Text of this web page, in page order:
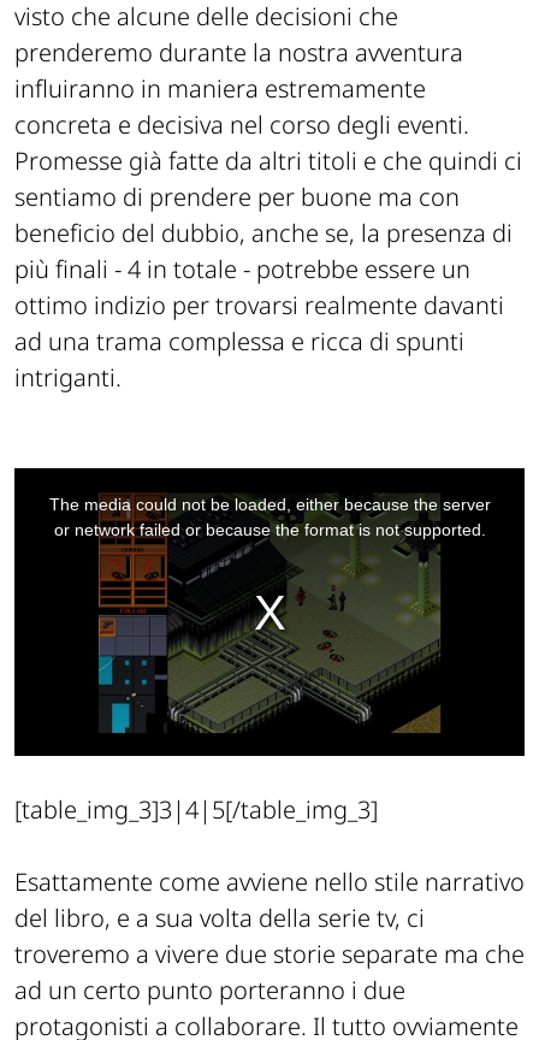
visto che alcune delle decisioni che
prenderemo durante la nostra avventura
influiranno in maniera estremamente
concreta e decisiva nel corso degli eventi.
Promesse già fatte da altri titoli e che quindi ci
sentiamo di prendere per buone ma con
beneficio del dubbio, anche se, la presenza di
più finali - 4 in totale - potrebbe essere un
ottimo indizio per trovarsi realmente davanti
ad una trama complessa e ricca di spunti
intriganti.
The media could not be loaded, either because the server
or network failed or because the format is not supported.
[table_img_3]3|4|5[/table_img_3]
Esattamente come avviene nello stile narrativo
del libro, e a sua volta della serie tv, ci
troveremo a vivere due storie separate ma che
ad un certo punto porteranno i due
protagonisti a collaborare. Il tutto ovviamente